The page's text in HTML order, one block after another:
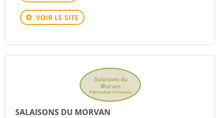
VOIR LE SITE
SALAISONS DU MORVAN